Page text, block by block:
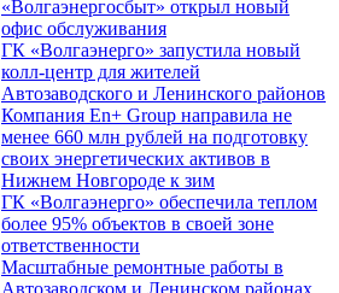
«Волгаэнергосбыт» открыл новый
офис обслуживания
ГК «Волгаэнерго» запустила новый
колл-центр для жителей
Автозаводского и Ленинского районов
Компания En+ Group направила не
менее 660 млн рублей на подготовку
своих энергетических активов в
Нижнем Новгороде к зим
ГК «Волгаэнерго» обеспечила теплом
более 95% объектов в своей зоне
ответственности
Масштабные ремонтные работы в